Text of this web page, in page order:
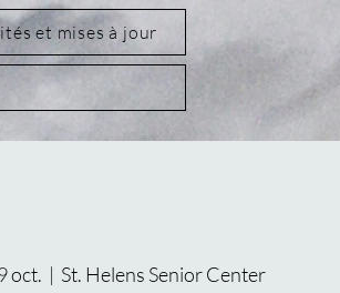
et mises à jour
oct.
  |
St. Helens Senior Center